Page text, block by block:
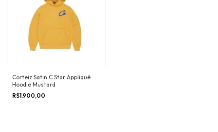
Corteiz Satin C Star Appliqué
Hoodie Mustard
R$1.900,00